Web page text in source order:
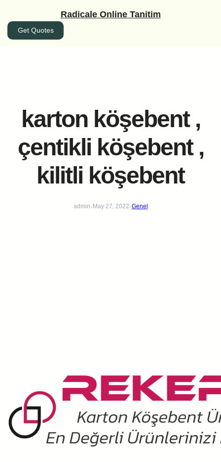
Radicale Online Tanitim
Get Quotes
karton köşebent ,
çentikli köşebent ,
kilitli köşebent
admin· May 27, 2022·Genel